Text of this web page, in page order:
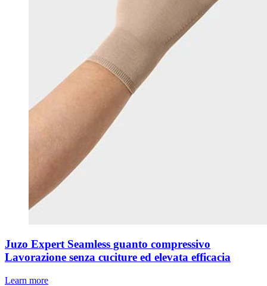
Juzo Expert Seamless guanto compressivo
Lavorazione senza cuciture ed elevata efficacia
Learn more